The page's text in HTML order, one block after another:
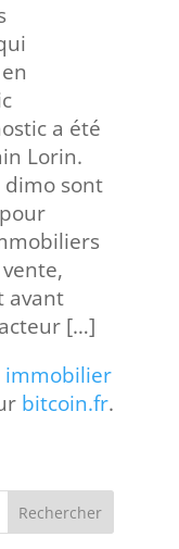
a été
Lorin.
dimo sont
avant
[…]
immobilier
bitcoin.fr.